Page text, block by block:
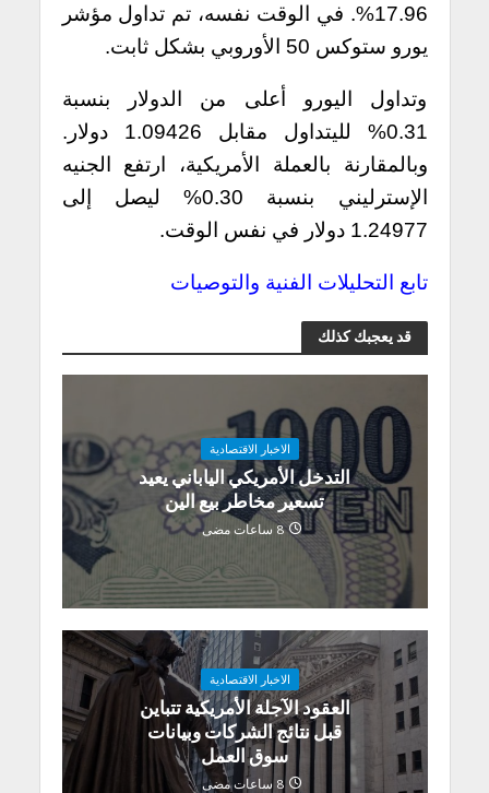
17.96%. في الوقت نفسه، تم تداول مؤشر
يورو ستوكس 50 الأوروبي بشكل ثابت.
وتداول اليورو أعلى من الدولار بنسبة
0.31% لليتداول مقابل 1.09426 دولار.
وبالمقارنة بالعملة الأمريكية، ارتفع الجنيه
الإسترليني بنسبة 0.30% ليصل إلى
1.24977 دولار في نفس الوقت.
تابع التحليلات الفنية والتوصيات
قد يعجبك كذلك
الاخبار الاقتصادية
التدخل الأمريكي الياباني يعيد
تسعير مخاطر بيع الين
8 ساعات مضى
الاخبار الاقتصادية
العقود الآجلة الأمريكية تتباين
قبل نتائج الشركات وبيانات
سوق العمل
8 ساعات مضى